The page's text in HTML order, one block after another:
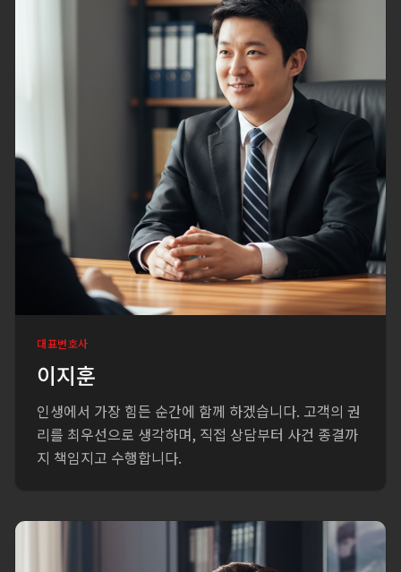
대표변호사
이지훈
인생에서 가장 힘든 순간에 함께 하겠습니다. 고객의 권
리를 최우선으로 생각하며, 직접 상담부터 사건 종결까
지 책임지고 수행합니다.